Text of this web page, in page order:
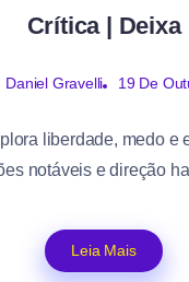
Crítica | Deixa
Daniel Gravelli 19 De
liberdade, medo e
notáveis e direção
Leia Mais